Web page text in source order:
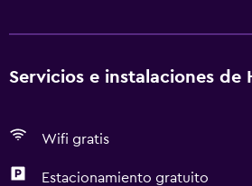
Servicios e instalaciones de
Wifi gratis
Estacionamiento gratuito